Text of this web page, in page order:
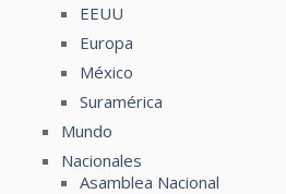
EEUU
Europa
México
Suramérica
Mundo
Nacionales
Asamblea Nacional